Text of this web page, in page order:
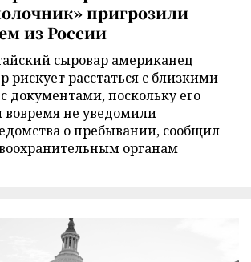
пригрозили
из России
сыровар американец
рискует расстаться с близкими
документами, поскольку его
вовремя не уведомили
о пребывании, сообщил
органам